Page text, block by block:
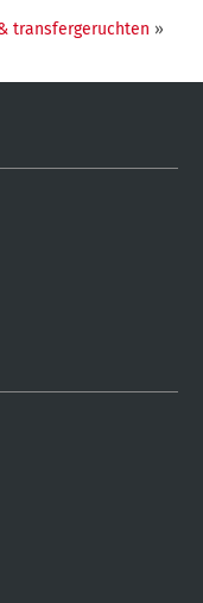
transfergeruchten »